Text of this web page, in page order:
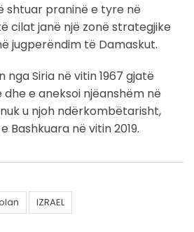
shtuar praninë e tyre në
cilat janë një zonë strategjike
jugperëndim të Damaskut.
nga Siria në vitin 1967 gjatë
e aneksoi njëanshëm në
nuk u njoh ndërkombëtarisht,
Bashkuara në vitin 2019.
IZRAEL